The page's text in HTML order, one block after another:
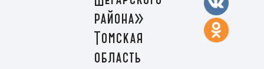
района»
Томская
область